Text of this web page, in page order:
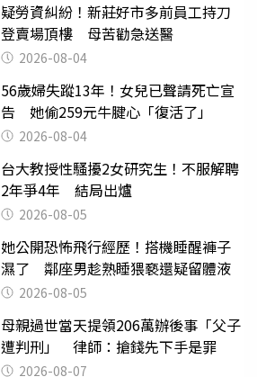
疑勞資糾紛！新莊好市多前員工持刀
登賣場頂樓 母苦勸急送醫
2026-08-04
56歲婦失蹤13年！女兒已聲請死亡宣
告 她偷259元牛腱心「復活了」
2026-08-04
台大教授性騷擾2女研究生！不服解聘
2年爭4年 結局出爐
2026-08-05
她公開恐怖飛行經歷！搭機睡醒褲子
濕了 鄰座男趁熟睡猥褻還疑留體液
2026-08-05
母親過世當天提領206萬辦後事「父子
遭判刑」 律師：搶錢先下手是罪
2026-08-07